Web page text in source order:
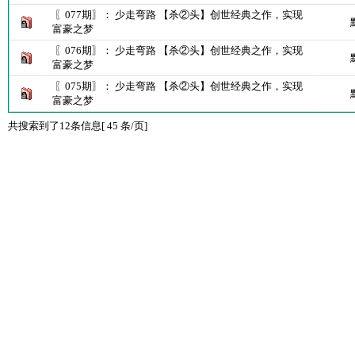
〖077期〗： 少走弯路 【杀②头】创世经典之作，实现
富豪之梦
〖076期〗： 少走弯路 【杀②头】创世经典之作，实现
富豪之梦
〖075期〗： 少走弯路 【杀②头】创世经典之作，实现
富豪之梦
共搜索到了12条信息[ 45 条/页]